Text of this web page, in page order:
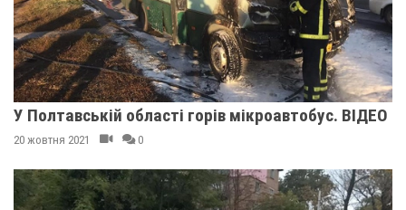
У Полтавській області горів мікроавтобус. ВІДЕО
20 жовтня 2021 0